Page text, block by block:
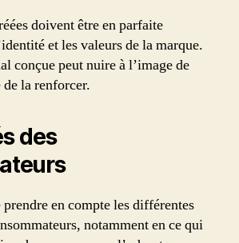
doivent être en parfaite
et les valeurs de la marque.
conçue peut nuire à l’image de
la renforcer.
des
en compte les différentes
notamment en ce qui